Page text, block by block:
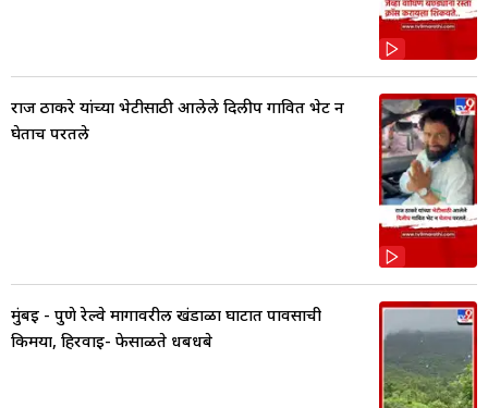
राज ठाकरे यांच्या भेटीसाठी आलेले दिलीप गावित भेट न
घेताच परतले
मुंबई - पुणे रेल्वे मार्गावरील खंडाळा घाटात पावसाची
किमया, हिरवाई- फेसाळते धबधबे